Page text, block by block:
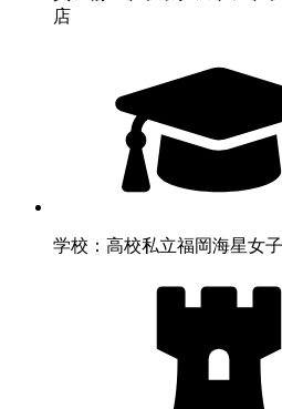
店
学校：高校私立福岡海星女